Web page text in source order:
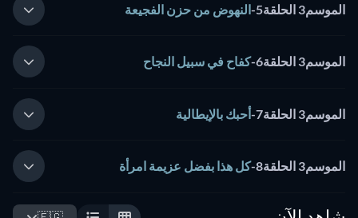
الموسم3 الحلقة5 -النهوض من حزن الفجيعة
الموسم3 الحلقة6 -كفاح في سبيل النجاح
الموسم3 الحلقة7 -أحبك بالإيطالية
الموسم3 الحلقة8 -كل هذا بفضل عزيمة امرأة